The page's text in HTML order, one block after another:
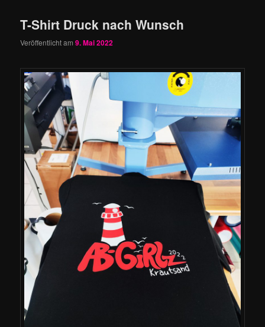
T-Shirt Druck nach Wunsch
Veröffentlicht am9. Mai 2022